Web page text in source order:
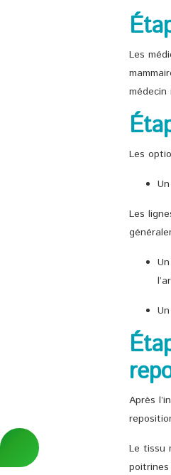
Les
médecin
Les
Les
Après
Le tissu